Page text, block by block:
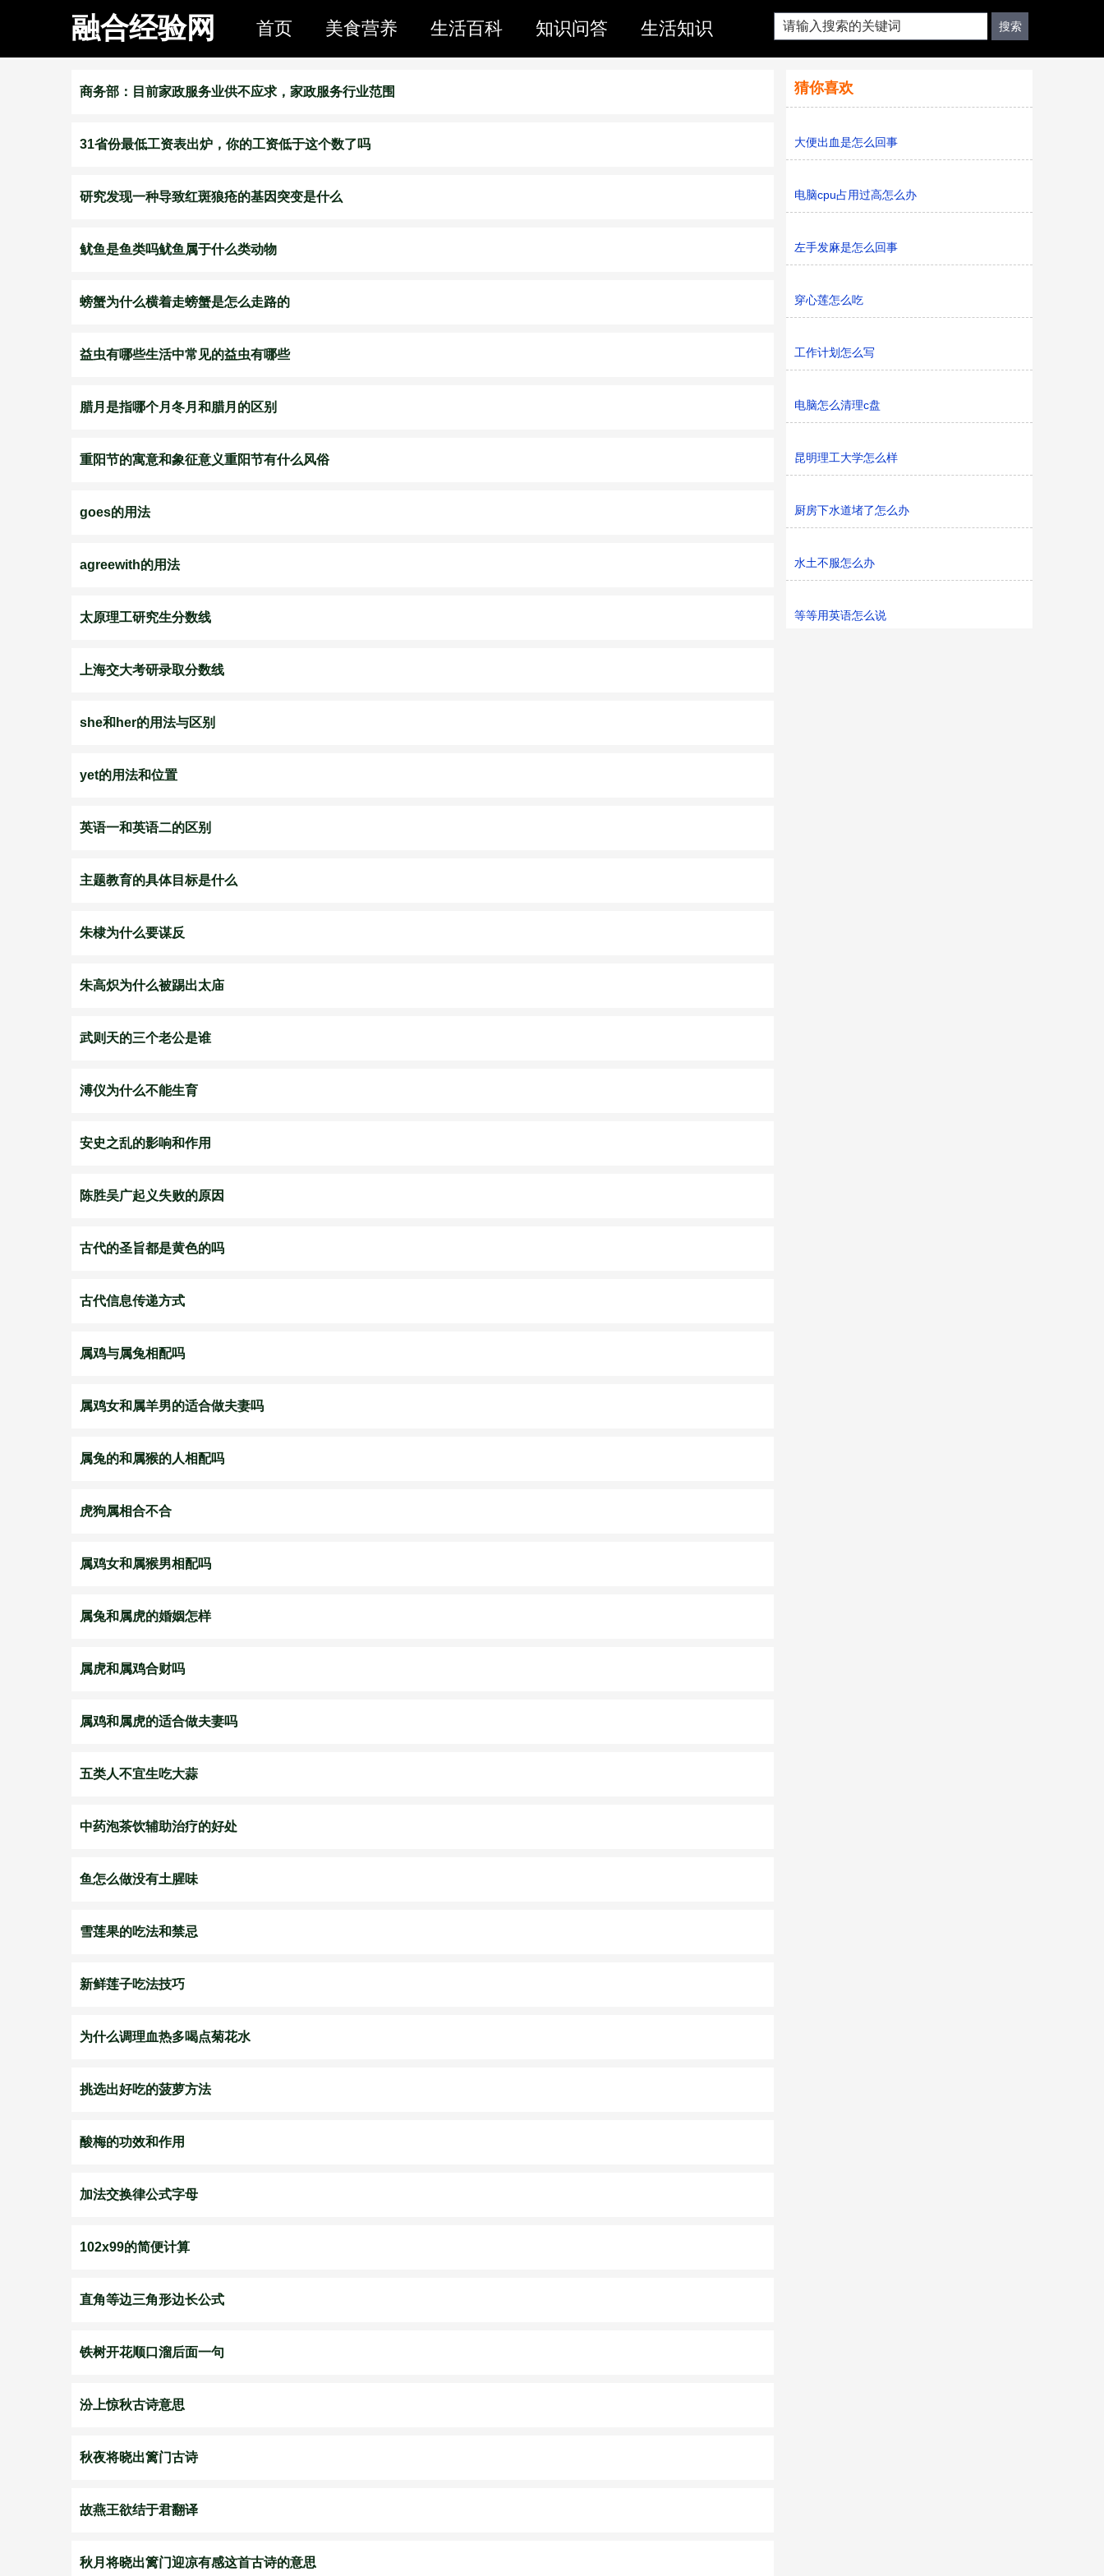
融合经验网 首页 美食营养 生活百科 知识问答 生活知识
​商务部：目前家政服务业供不应求，家政服务行业范围
31省份最低工资表出炉，你的工资低于这个数了吗
研究发现一种导致红斑狼疮的基因突变是什么
​鱿鱼是鱼类吗鱿鱼属于什么类动物
​螃蟹为什么横着走螃蟹是怎么走路的
​益虫有哪些生活中常见的益虫有哪些
腊月是指哪个月冬月和腊月的区别
重阳节的寓意和象征意义重阳节有什么风俗
goes的用法
agreewith的用法
太原理工研究生分数线
上海交大考研录取分数线
she和her的用法与区别
yet的用法和位置
英语一和英语二的区别
主题教育的具体目标是什么
朱棣为什么要谋反
朱高炽为什么被踢出太庙
武则天的三个老公是谁
溥仪为什么不能生育
安史之乱的影响和作用
陈胜吴广起义失败的原因
古代的圣旨都是黄色的吗
古代信息传递方式
属鸡与属兔相配吗
属鸡女和属羊男的适合做夫妻吗
属兔的和属猴的人相配吗
虎狗属相合不合
属鸡女和属猴男相配吗
属兔和属虎的婚姻怎样
属虎和属鸡合财吗
属鸡和属虎的适合做夫妻吗
五类人不宜生吃大蒜
中药泡茶饮辅助治疗的好处
鱼怎么做没有土腥味
雪莲果的吃法和禁忌
新鲜莲子吃法技巧
为什么调理血热多喝点菊花水
挑选出好吃的菠萝方法
酸梅的功效和作用
加法交换律公式字母
102x99的简便计算
直角等边三角形边长公式
铁树开花顺口溜后面一句
汾上惊秋古诗意思
秋夜将晓出篱门古诗
故燕王欲结于君翻译
秋月将晓出篱门迎凉有感这首古诗的意思
猜你喜欢
大便出血是怎么回事
电脑cpu占用过高怎么办
左手发麻是怎么回事
穿心莲怎么吃
工作计划怎么写
电脑怎么清理c盘
昆明理工大学怎么样
厨房下水道堵了怎么办
水土不服怎么办
等等用英语怎么说